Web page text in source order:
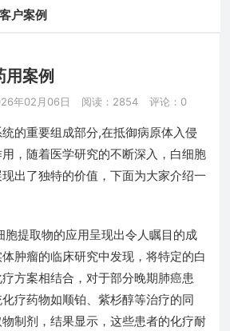
客户案例
用案例
年02月06日 阅读：2854 评论：0
的重要组成部分,在抵御病原体入侵
，随着医学研究的不断深入，白细胞
出了独特的价值，下面为大家介绍一
胞提取物的应用呈现出令人瞩目的成
肿瘤的临床研究中发现，将特定的白
方案相结合，对于部分晚期肺癌患
疗药物如顺铂、紫杉醇等治疗的同
制剂，结果显示，这些患者的化疗耐